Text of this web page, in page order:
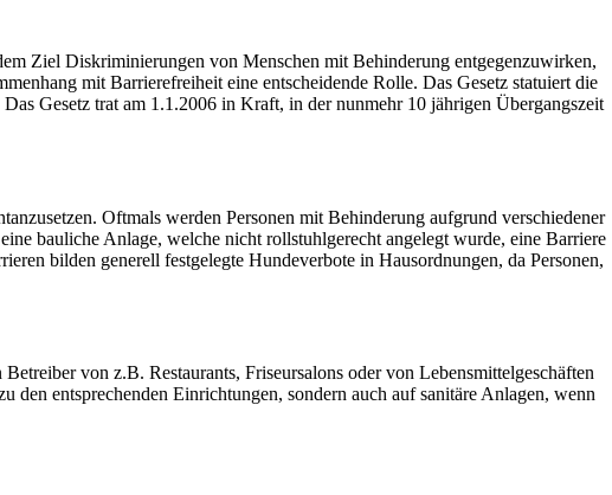
Ziel Diskriminierungen von Menschen mit Behinderung entgegenzuwirken,
mit Barrierefreiheit eine entscheidende Rolle. Das Gesetz statuiert die
Gesetz trat am 1.1.2006 in Kraft, in der nunmehr 10 jährigen Übergangszeit
Oftmals werden Personen mit Behinderung aufgrund verschiedener
bauliche Anlage, welche nicht rollstuhlgerecht angelegt wurde, eine Barriere
bilden generell festgelegte Hundeverbote in Hausordnungen, da Personen,
von z.B. Restaurants, Friseursalons oder von Lebensmittelgeschäften
entsprechenden Einrichtungen, sondern auch auf sanitäre Anlagen, wenn